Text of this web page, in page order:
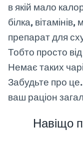
в якій мало
білка,
препарат для
Тобто просто
Немає таких
Забудьте про
ваш раціон
Навіщо